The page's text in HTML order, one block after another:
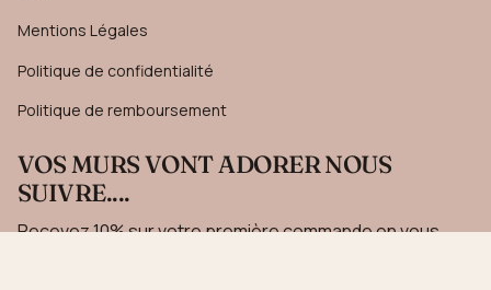
Mentions Légales
Politique de confidentialité
Politique de remboursement
VOS MURS VONT ADORER NOUS
SUIVRE....
Recevez 10% sur votre première commande en vous